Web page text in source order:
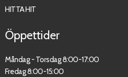
HITTA HIT
Öppettider
Måndag - Torsdag 8:00-17:00
Fredag 8:00-15:00